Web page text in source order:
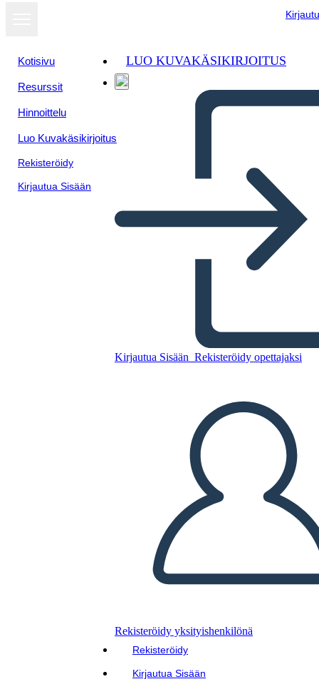
Kotisivu
Resurssit
Hinnoittelu
Luo Kuvakäsikirjoitus
Rekisteröidy
Kirjautua Sisään
LUO KUVAKÄSIKIRJOITUS
Kirjautua Sisään Rekisteröidy opettajaksi
Rekisteröidy yksityishenkilönä
Rekisteröidy
Kirjautua Sisään
LUO KUVAKÄSIKIRJOITUS
TOISTA DIAESITYS
LUE MINULLE